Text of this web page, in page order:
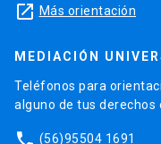
launch Más orientación
MEDIACIÓN
Teléfonos para
alguno de tus derechos
(56)95504 1691